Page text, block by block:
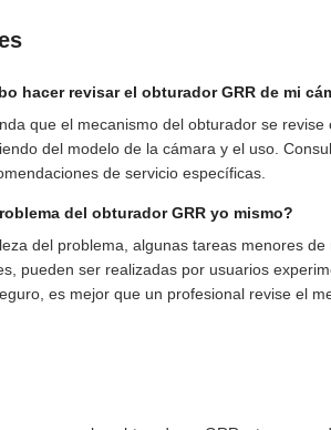
hacer revisar el obturador GRR de mi
que el mecanismo del obturador se
del modelo de la cámara y el uso.
de servicio específicas.
del obturador GRR yo mismo?
del problema, algunas tareas menores
pueden ser realizadas por usuarios
es mejor que un profesional revise el